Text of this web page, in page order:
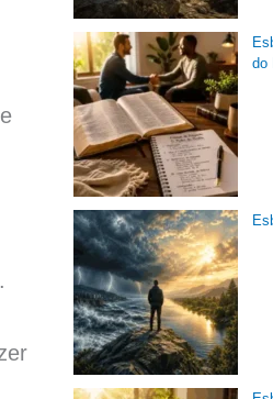
do